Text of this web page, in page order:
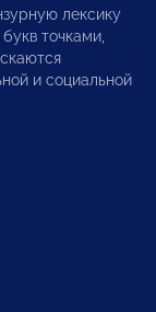
лексику
точками,
и социальной